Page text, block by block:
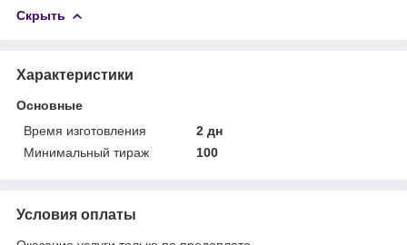
Скрыть
Характеристики
Основные
Время изготовления
2 дн
Минимальный тираж
100
Условия оплаты